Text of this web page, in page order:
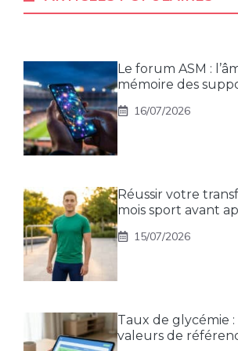
Le forum ASM :
mémoire des
16/07/2026
Réussir votre
mois sport avant
15/07/2026
Taux de glycémie
valeurs de